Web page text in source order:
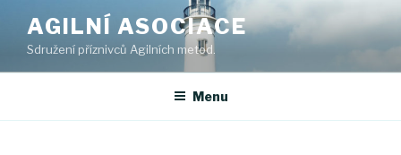
content
AGILNÍ ASOCIACE
Sdružení příznivců Agilních metod.
Menu